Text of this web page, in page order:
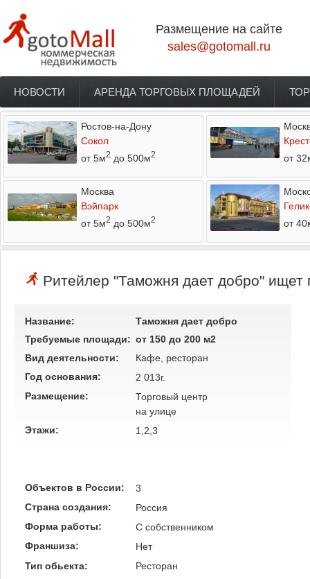
Размещение на сайте
sales@gotomall.ru
Главное меню
НОВОСТИ АРЕНДА ТОРГОВЫХ ПЛОЩАДЕЙ
Ростов-на-Дону
Сокол
от 5м2 до 500м2
от
Москва
Вэйпарк
от 5м2 до 500м2
от
Ритейлер "Таможня дает добро"
Название:
Таможня дает добро
Требуемые площади: от 150 до 200 м2
Вид деятельности:
Кафе, ресторан
Год основания:
2 013г.
Размещение:
Торговый центр
на улице
Этажи:
1,2,3
Объектов в России:
3
Страна создания:
Россия
Форма работы:
C собственником
Франшиза:
Нет
Тип обьекта:
Ресторан